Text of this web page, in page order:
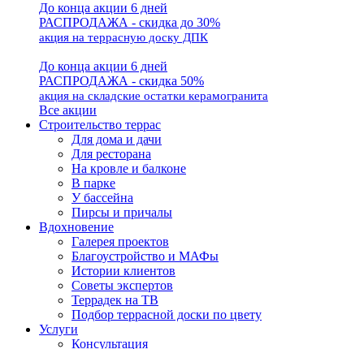
До конца акции 6 дней
РАСПРОДАЖА - скидка до 30%
акция на террасную доску ДПК
До конца акции 6 дней
РАСПРОДАЖА - скидка 50%
акция на складские остатки керамогранита
Все акции
Строительство террас
Для дома и дачи
Для ресторана
На кровле и балконе
В парке
У бассейна
Пирсы и причалы
Вдохновение
Галерея проектов
Благоустройство и МАФы
Истории клиентов
Советы экспертов
Террадек на ТВ
Подбор террасной доски по цвету
Услуги
Консультация